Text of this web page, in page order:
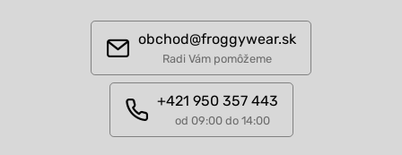
obchod@froggywear.sk
Radi Vám pomôžeme
+421 950 357 443
od 09:00 do 14:00